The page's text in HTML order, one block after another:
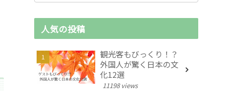
人気の投稿
観光客もびっくり！？
外国人が驚く日本の文
化12選
11198 views